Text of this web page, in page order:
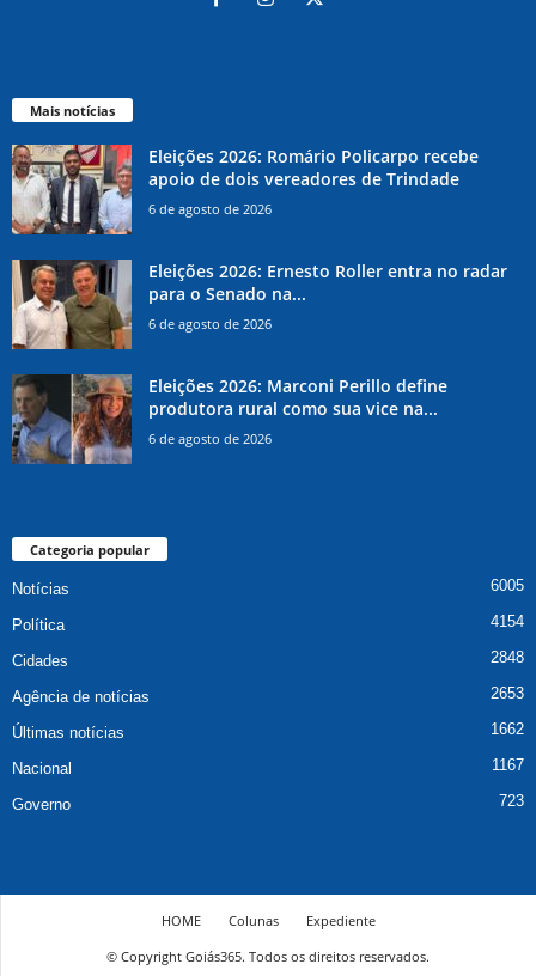
Mais notícias
Eleições 2026: Romário Policarpo recebe
apoio de dois vereadores de Trindade
6 de agosto de 2026
Eleições 2026: Ernesto Roller entra no radar
para o Senado na...
6 de agosto de 2026
Eleições 2026: Marconi Perillo define
produtora rural como sua vice na...
6 de agosto de 2026
Categoria popular
Notícias 6005
Política 4154
Cidades 2848
Agência de notícias 2653
Últimas notícias 1662
Nacional 1167
Governo 723
HOME Colunas
Expediente
© Copyright Goiás365. Todos os direitos reservados.